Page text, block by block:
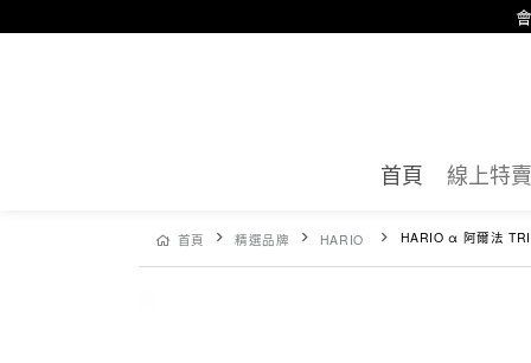
首頁 線上特
首頁 精選品牌 HARIO HARIO α 阿爾法